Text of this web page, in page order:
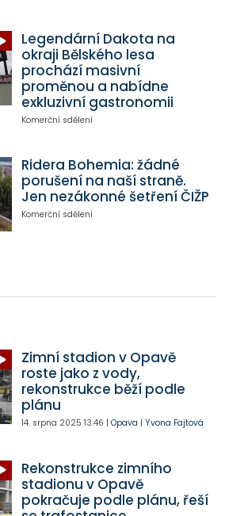
Legendární Dakota na
okraji Bělského lesa
prochází masivní
proměnou a nabídne
exkluzivní gastronomii
Komerční sdělení
Ridera Bohemia: žádné
porušení na naší straně.
Jen nezákonné šetření ČIŽP
Komerční sdělení
Zimní stadion v Opavě
roste jako z vody,
rekonstrukce běží podle
plánu
14. srpna 2025 13:46 | Opava | Yvona Fajtová
Rekonstrukce zimního
stadionu v Opavě
pokračuje podle plánu, řeší